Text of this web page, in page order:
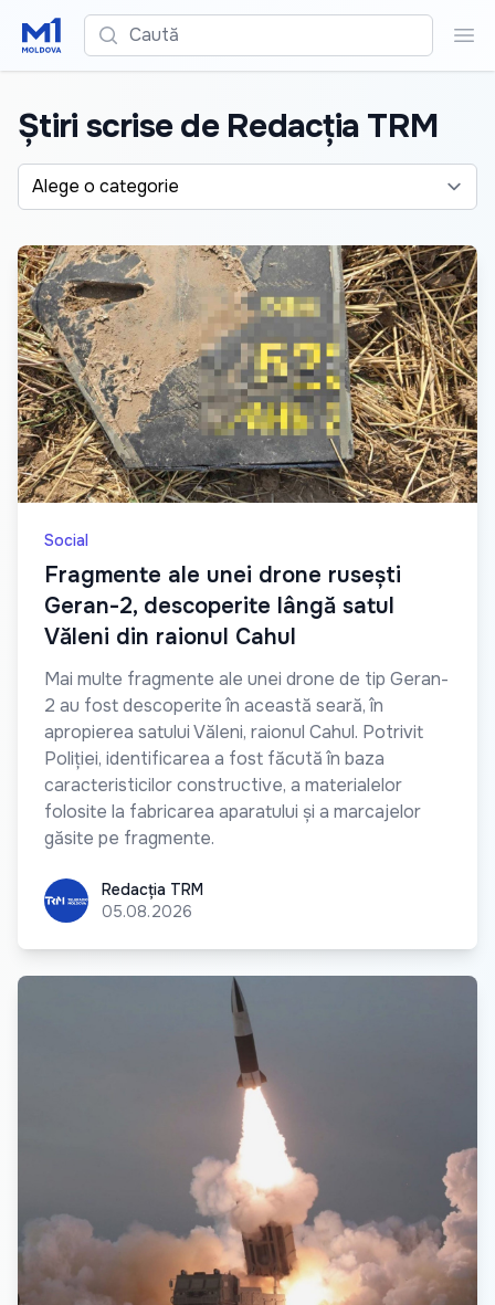
Caută
Știri scrise de Redacția TRM
Alege o categorie
Social
Fragmente ale unei drone rusești
Geran-2, descoperite lângă satul
Văleni din raionul Cahul
Mai multe fragmente ale unei drone de tip Geran-
2 au fost descoperite în această seară, în
apropierea satului Văleni, raionul Cahul. Potrivit
Poliției, identificarea a fost făcută în baza
caracteristicilor constructive, a materialelor
folosite la fabricarea aparatului și a marcajelor
găsite pe fragmente.
Redacția TRM
Redacția TRM
05.08.2026